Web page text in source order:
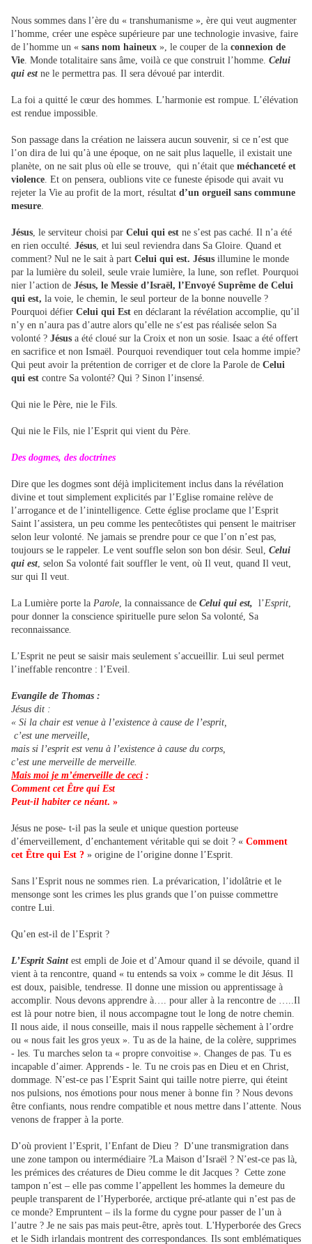
Nous sommes dans l’ère du « transhumanisme », ère qui veut augmenter
l’homme, créer une espèce supérieure par une technologie invasive, faire
de l’homme un « sans nom haineux », le couper de la connexion de
Vie . Monde totalitaire sans âme, voilà ce que construit l’homme. Celui
qui est ne le permettra pas. Il sera dévoué par interdit.
La foi a quitté le cœur des hommes. L’harmonie est rompue. L’élévation
est rendue impossible.
Son passage dans la création ne laissera aucun souvenir, si ce n’est que
l’on dira de lui qu’à une époque, on ne sait plus laquelle, il existait une
planète, on ne sait plus où elle se trouve, qui n’était que méchanceté et
violence . Et on pensera, oublions vite ce funeste épisode qui avait vu
rejeter la Vie au profit de la mort, résultat d’un orgueil sans commune
mesure
Jésus , le serviteur choisi par Celui qui est ne s’est pas caché. Il n’a été
en rien occulté. Jésus , et lui seul reviendra dans Sa Gloire. Quand et
comment? Nul ne le sait à part Celui qui est. Jésus illumine le monde
par la lumière du soleil, seule vraie lumière, la lune, son reflet. Pourquoi
nier l’action de Jésus, le Messie d’Israël, l’Envoyé Suprême de Celui
qui est, la voie, le chemin, le seul porteur de la bonne nouvelle ?
Pourquoi défier Celui qui Est en déclarant la révélation accomplie, qu’il
n’y en n’aura pas d’autre alors qu’elle ne s‘est pas réalisée selon Sa
volonté ? Jésus a été cloué sur la Croix et non un sosie. Isaac a été offert
en sacrifice et non Ismaël. Pourquoi revendiquer tout cela homme impie?
Qui peut avoir la prétention de corriger et de clore la Parole de Celui
qui est contre Sa volonté? Qui ? Sinon l’insensé.
Qui nie le Père, nie le Fils.
Qui nie le Fils, nie l’Esprit qui vient du Père.
Des dogmes, des doctrines
Dire que les dogmes sont déjà implicitement inclus dans la révélation
divine et tout simplement explicités par l’Eglise romaine relève de
l’arrogance et de l’inintelligence. Cette église proclame que l’Esprit
Saint l’assistera, un peu comme les pentecôtistes qui pensent le maitriser
selon leur volonté. Ne jamais se prendre pour ce que l’on n’est pas,
toujours se le rappeler. Le vent souffle selon son bon désir. Seul, Celui
qui est, selon Sa volonté fait souffler le vent, où Il veut, quand Il veut,
sur qui Il veut.
La Lumière porte la Parole , la connaissance de Celui qui est, l’Esprit
pour donner la conscience spirituelle pure selon Sa volonté, Sa
reconnaissance
L’Esprit ne peut se saisir mais seulement s’accueillir. Lui seul permet
l’ineffable rencontre : l’Eveil.
Evangile de Thomas :
Jésus dit :
« Si la chair est venue à l’existence à cause de l’esprit,
c’est une merveille,
mais si l’esprit est venu à l’existence à cause du corps,
c’est une merveille de merveille.
Mais moi je m’émerveille de ceci :
Comment cet Être qui Est
Peut-il habiter ce néant. »
Jésus ne pose- t-il pas la seule et unique question porteuse
d’émerveillement, d’enchantement véritable qui se doit ? « Comment
cet Être qui Est ? » origine de l’origine donne l’Esprit.
Sans l’Esprit nous ne sommes rien. La prévarication, l’idolâtrie et le
mensonge sont les crimes les plus grands que l’on puisse commettre
contre Lui.
Qu’en est-il de l’Esprit ?
L’Esprit Saintest empli de Joie et d’Amour quand il se dévoile, quand il
vient à ta rencontre, quand « tu entends sa voix » comme le dit Jésus. Il
est doux, paisible, tendresse. Il donne une mission ou apprentissage à
accomplir. Nous devons apprendre à…. pour aller à la rencontre de …..Il
est là pour notre bien, il nous accompagne tout le long de notre chemin.
Il nous aide, il nous conseille, mais il nous rappelle sèchement à l’ordre
ou « nous fait les gros yeux ». Tu as de la haine, de la colère, supprimes
- les. Tu marches selon ta « propre convoitise ». Changes de pas. Tu es
incapable d’aimer. Apprends - le. Tu ne crois pas en Dieu et en Christ,
dommage. N’est-ce pas l’Esprit Saint qui taille notre pierre, qui éteint
nos pulsions, nos émotions pour nous mener à bonne fin ? Nous devons
être confiants, nous rendre compatible et nous mettre dans l’attente. Nous
venons de frapper à la porte.
D’où provient l’Esprit, l’Enfant de Dieu ? D’une transmigration dans
une zone tampon ou intermédiaire ?La Maison d’Israël ? N’est-ce pas là,
les prémices des créatures de Dieu comme le dit Jacques ? Cette zone
tampon n’est – elle pas comme l’appellent les hommes la demeure du
peuple transparent de l’Hyperborée, arctique pré-atlante qui n’est pas de
ce monde? Empruntent – ils la forme du cygne pour passer de l’un à
l’autre ? Je ne sais pas mais peut-être, après tout. L'Hyperborée des Grecs
et le Sidh irlandais montrent des correspondances. Ils sont emblématiques